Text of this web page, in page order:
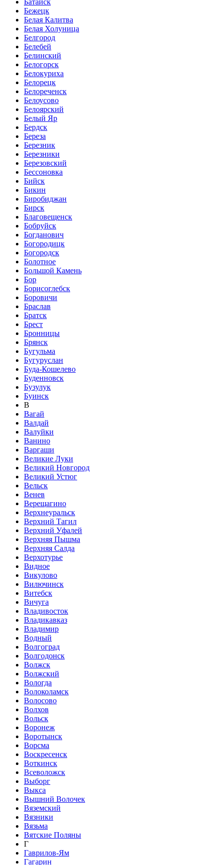
Батайск
Бежецк
Белая Калитва
Белая Холуница
Белгород
Белебей
Белинский
Белогорск
Белокуриха
Белорецк
Белореченск
Белоусово
Белоярский
Белый Яр
Бердск
Береза
Березник
Березники
Березовский
Бессоновка
Бийск
Бикин
Биробиджан
Бирск
Благовещенск
Бобруйск
Богданович
Богородицк
Богородск
Болотное
Большой Камень
Бор
Борисоглебск
Боровичи
Браслав
Братск
Брест
Бронницы
Брянск
Бугульма
Бугуруслан
Буда-Кошелево
Буденновск
Бузулук
Буинск
В
Вагай
Валдай
Валуйки
Ванино
Варгаши
Великие Луки
Великий Новгород
Великий Устюг
Вельск
Венев
Верещагино
Верхнеуральск
Верхний Тагил
Верхний Уфалей
Верхняя Пышма
Верхняя Салда
Верхотурье
Видное
Викулово
Вилючинск
Витебск
Вичуга
Владивосток
Владикавказ
Владимир
Водный
Волгоград
Волгодонск
Волжск
Волжский
Вологда
Волоколамск
Волосово
Волхов
Вольск
Воронеж
Воротынск
Ворсма
Воскресенск
Воткинск
Всеволожск
Выборг
Выкса
Вышний Волочек
Вяземский
Вязники
Вязьма
Вятские Поляны
Г
Гаврилов-Ям
Гагарин